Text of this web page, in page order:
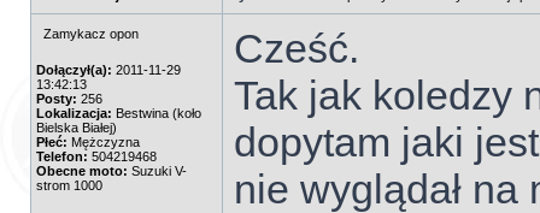
Zamykacz opon
Dołączył(a): 2011-11-29
13:42:13
Posty: 256
Lokalizacja: Bestwina (koło
Bielska Białej)
Płeć: Mężczyzna
Telefon: 504219468
Obecne moto: Suzuki V-
strom 1000
Cześć.
Tak jak koledzy
dopytam jaki
nie wyglądał